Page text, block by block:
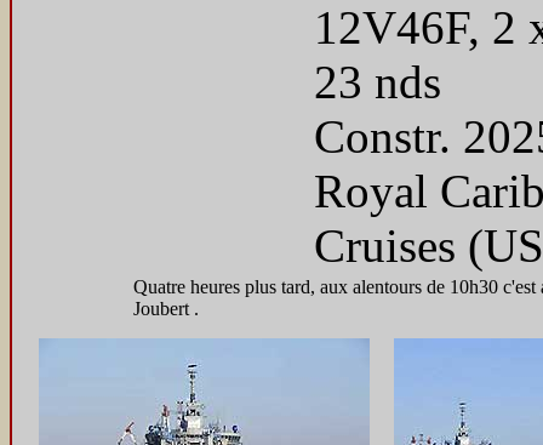
12V46F, 2
23 nds
Constr.
Royal
Cruises
Quatre heures plus tard, aux alentours de 10h30
Joubert .